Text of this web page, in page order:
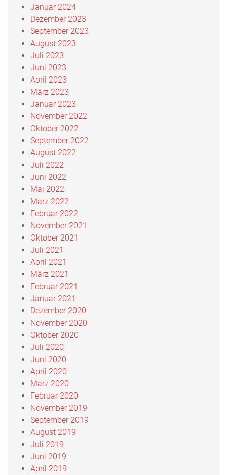
Januar 2024
Dezember 2023
September 2023
August 2023
Juli 2023
Juni 2023
April 2023
März 2023
Januar 2023
November 2022
Oktober 2022
September 2022
August 2022
Juli 2022
Juni 2022
Mai 2022
März 2022
Februar 2022
November 2021
Oktober 2021
Juli 2021
April 2021
März 2021
Februar 2021
Januar 2021
Dezember 2020
November 2020
Oktober 2020
Juli 2020
Juni 2020
April 2020
März 2020
Februar 2020
November 2019
September 2019
August 2019
Juli 2019
Juni 2019
April 2019